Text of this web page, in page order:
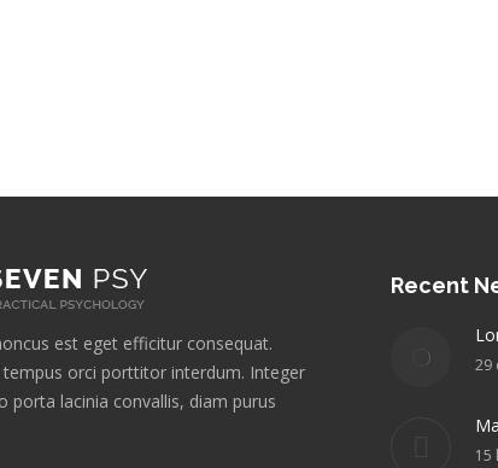
est eget efficitur consequat.
tempus orci porttitor interdum. Integer
porta lacinia convallis, diam purus
Recent
29
15